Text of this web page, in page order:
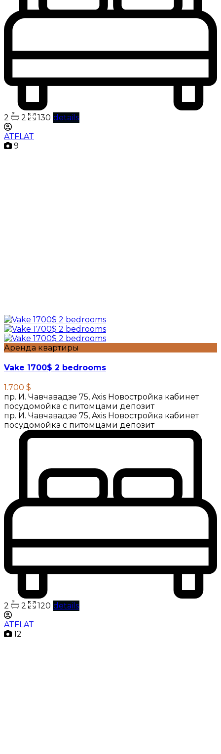
2 2 130 details
ATFLAT
9
Аренда квартиры
Vake 1700$ 2 bedrooms
1.700 $
пр. И. Чавчавадзе 75, Axis Новостройка кабинет
посудомойка с питомцами депозит
пр. И. Чавчавадзе 75, Axis Новостройка кабинет
посудомойка с питомцами депозит
2 2 120 details
ATFLAT
12